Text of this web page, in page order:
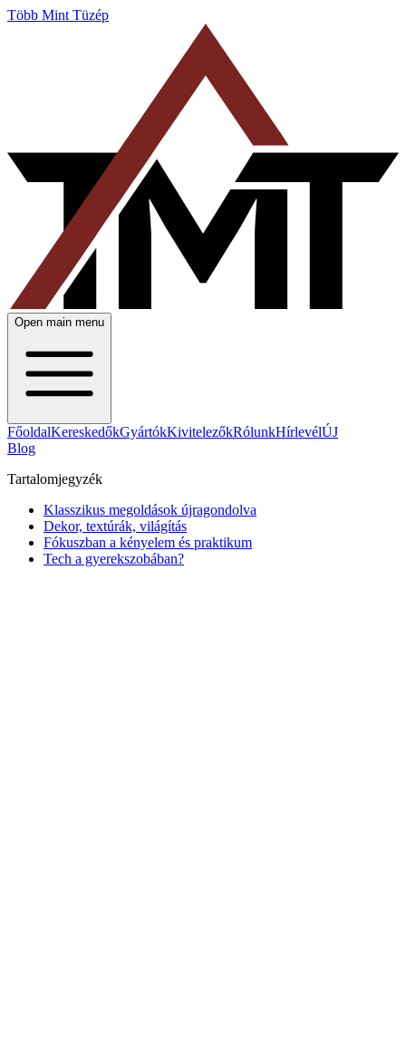
Több Mint Tüzép
Open main menu
FőoldalKereskedőkGyártókKivitelezőkRólunkHírlevélÚJ
Blog
Tartalomjegyzék
Klasszikus megoldások újragondolva
Dekor, textúrák, világítás
Fókuszban a kényelem és praktikum
Tech a gyerekszobában?